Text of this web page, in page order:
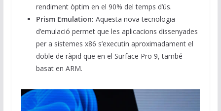
rendiment òptim en el 90% del temps d’ús.
Prism Emulation: Aquesta nova tecnologia
d’emulació permet que les aplicacions dissenyades
per a sistemes x86 s’executin aproximadament el
doble de ràpid que en el Surface Pro 9, també
basat en ARM.